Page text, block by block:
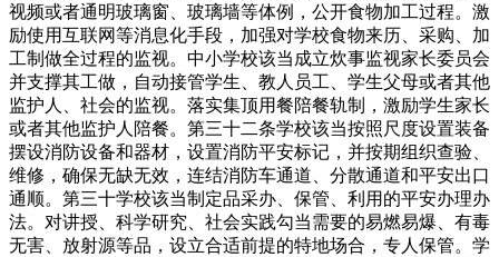
视频或者通明玻璃窗、玻璃墙等体例，公开食物加工过程。激
励使用互联网等消息化手段，加强对学校食物来历、采购、加
工制做全过程的监视。中小学校该当成立炊事监视家长委员会
并支撑其工做，自动接管学生、教人员工、学生父母或者其他
监护人、社会的监视。落实集顶用餐陪餐轨制，激励学生家长
或者其他监护人陪餐。第三十二条学校该当按照尺度设置装备
摆设消防设备和器材，设置消防平安标记，并按期组织查验、
维修，确保无缺无效，连结消防车通道、分散通道和平安出口
通顺。第三十学校该当制定品采办、保管、利用的平安办理办
法。对讲授、科学研究、社会实践勾当需要的易燃易爆、有毒
无害、放射源等品，设立合适前提的特地场合，专人保管。学